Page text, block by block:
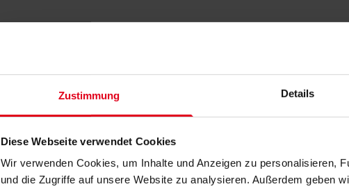
Zustimmung Details
Diese Webseite verwendet Cookies
Wir verwenden Cookies, um Inhalte und Anzeigen zu personalisieren,
und die Zugriffe auf unsere Website zu analysieren. Außerdem geben